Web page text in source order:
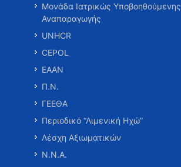
Μονάδα Ιατρικώς Υποβοηθούμενης
Αναπαραγωγής
UNHCR
CEPOL
ΕΑΑΝ
Π.Ν.
ΓΕΕΘΑ
Περιοδικό “Λιμενική Ηχώ”
Λέσχη Αξιωματικών
Ν.Ν.Α.